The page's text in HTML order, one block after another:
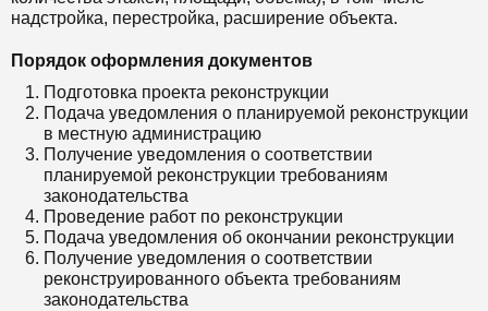
надстройка, перестройка, расширение объекта.
Порядок оформления документов
Подготовка проекта реконструкции
Подача уведомления о планируемой реконструкции
в местную администрацию
Получение уведомления о соответствии
планируемой реконструкции требованиям
законодательства
Проведение работ по реконструкции
Подача уведомления об окончании реконструкции
Получение уведомления о соответствии
реконструированного объекта требованиям
законодательства